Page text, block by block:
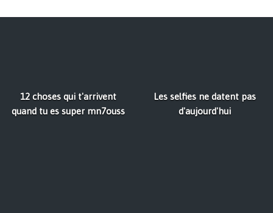
12 choses qui t'arrivent
quand tu es super mn7ouss
Les selfies ne datent pas
d'aujourd'hui